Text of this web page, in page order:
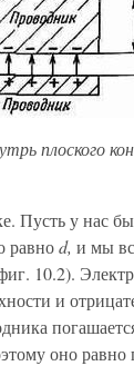
плоского
Пусть у нас
равноd, и мы
10.2).
и
оно равно